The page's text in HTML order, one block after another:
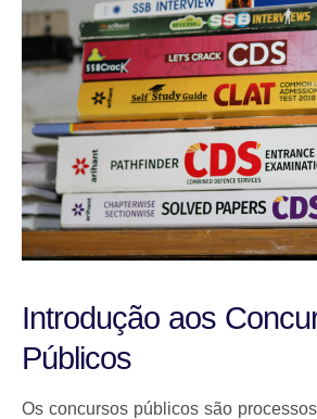
Introdução aos
Públicos
Os concursos públicos são